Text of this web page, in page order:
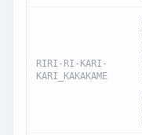
RIRI-RI-KARI-
KARI_KAKAKAME